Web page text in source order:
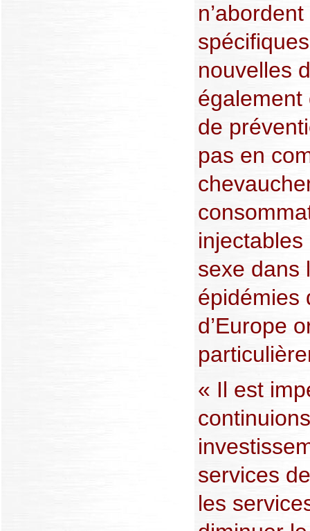
nouvelles
également
de
pas en
sexe dans
épidémies
d’Europe
« Il est
services
les